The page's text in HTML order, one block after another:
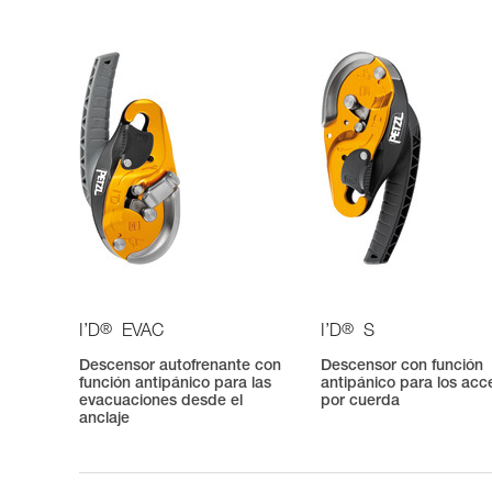
I’D® EVAC
Descensor autofrenante con
función antipánico para las
evacuaciones desde el
anclaje
I’D® S
Descensor con función
antipánico para los
por cuerda